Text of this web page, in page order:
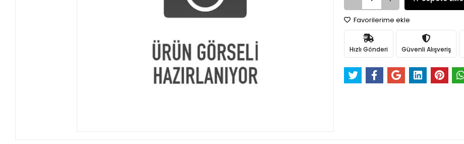
Favorilerime ekle
Hızlı Gönderi Güvenli Alışveriş